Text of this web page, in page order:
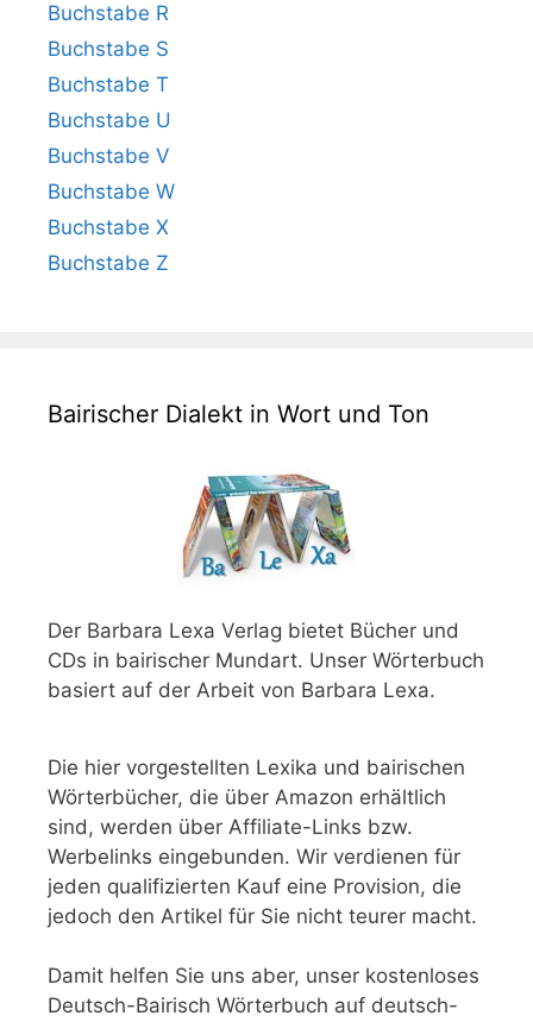
Buchstabe R
Buchstabe S
Buchstabe T
Buchstabe U
Buchstabe V
Buchstabe W
Buchstabe X
Buchstabe Z
Bairischer Dialekt in Wort und Ton
Der Barbara Lexa Verlag bietet Bücher und
CDs in bairischer Mundart. Unser Wörterbuch
basiert auf der Arbeit von Barbara Lexa.
Die hier vorgestellten Lexika und bairischen
Wörterbücher, die über Amazon erhältlich
sind, werden über Affiliate-Links bzw.
Werbelinks eingebunden. Wir verdienen für
jeden qualifizierten Kauf eine Provision, die
jedoch den Artikel für Sie nicht teurer macht.
Damit helfen Sie uns aber, unser kostenloses
Deutsch-Bairisch Wörterbuch auf deutsch-